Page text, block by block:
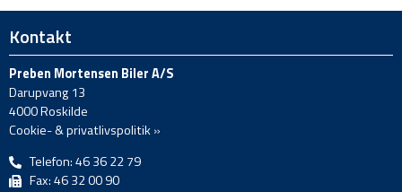
Kontakt
Preben Mortensen Biler A/S
Darupvang 13
4000 Roskilde
Cookie- & privatlivspolitik »
Telefon: 46 36 22 79
Fax: 46 32 00 90